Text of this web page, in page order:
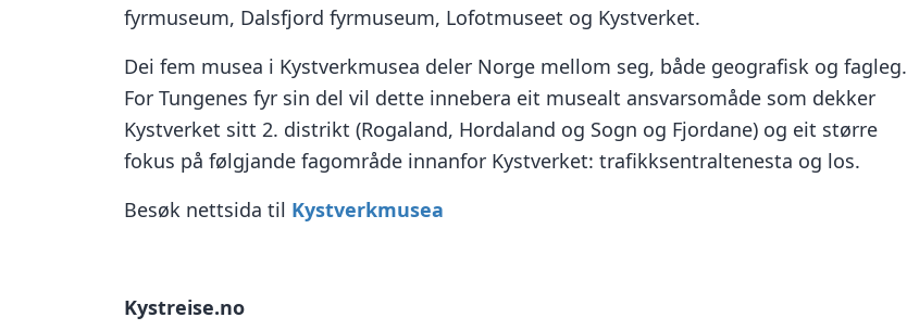
fyrmuseum, Dalsfjord fyrmuseum, Lofotmuseet og Kystverket.
Dei fem musea i Kystverkmusea deler Norge mellom seg, både geografisk og fagleg.
For Tungenes fyr sin del vil dette innebera eit musealt ansvarsomåde som dekker
Kystverket sitt 2. distrikt (Rogaland, Hordaland og Sogn og Fjordane) og eit større
fokus på følgjande fagområde innanfor Kystverket: trafikksentraltenesta og los.
Besøk nettsida til Kystverkmusea
Kystreise.no